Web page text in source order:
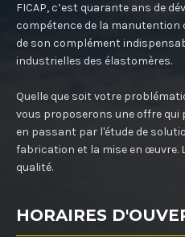
FICAP, c’est quarante ans de
compétence de la
de son complément
industrielles des élastomères.
Quelle que soit votre
vous proposerons une offre qui
en passant par l'étude de
fabrication et la mise en œuvre.
qualité.
HORAIRES